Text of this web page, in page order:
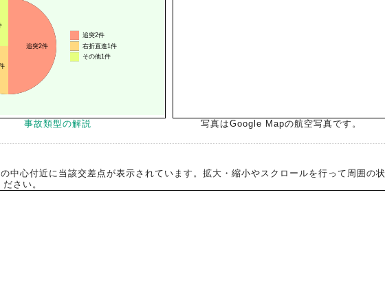
事故類型の解説 写真はGoogle Mapの航空写真です。
中心付近に当該交差点が表示されています。拡大・縮小やスクロールを行って周囲の状
さい。